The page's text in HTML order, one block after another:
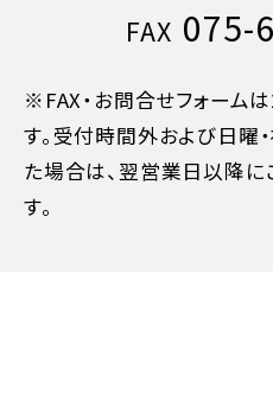
FAX 075-
※FAX・お問合せフォーム
す。受付時間外および日曜
た場合は、翌営業日以降
す。